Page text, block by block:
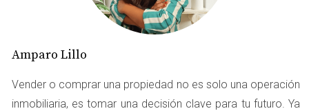
en tu área, podrías estar subestimando o sobrestimando
el valor de tu propiedad. "La investigación del mercado
Es natural querer obtener la mayor cantidad posible por
Amparo Lillo
Vender o comprar una propiedad no es solo una operación
inmobiliaria, es tomar una decisión clave para tu futuro. Ya